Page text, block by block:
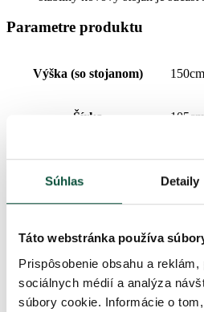
Súhlas Detaily
Táto webstránka používa
Prispôsobenie obsahu a
sociálnych médií a analýza
súbory cookie. Informácie o
Parametre produktu
Výška (so stojanom) 150cm
Šírka 105cm
Počet vetvičiek spolu 1430
Typ ihličia 3D
Počet 3D vetvičiek 1090
Prevedenie Extra